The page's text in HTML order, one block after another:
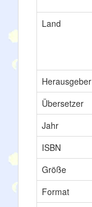
Land
Herausgeber
Übersetzer
Jahr
ISBN
Größe
Format